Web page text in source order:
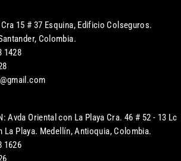
Cra 15 # 37 Esquina, Edificio Colseguros.
Colombia.
1428
Avda Oriental con La Playa Cra. 46 # 52 - 13 Lc
La Playa. Medellín, Antioquia, Colombia.
1626